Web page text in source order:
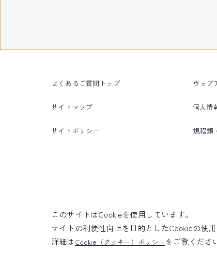
よくあるご質問トップ
サイトマップ
サイトポリシー
ウェブ
個人情
規程類
このサイトはCookieを使用しています。
サイトの利便性向上を目的としたCookieの使
詳細は Cookie（クッキー）ポリシーをご覧くださ